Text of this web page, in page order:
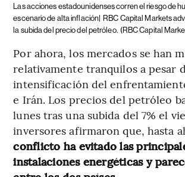
Las acciones estadounidenses corren el riesgo de
escenario de alta inflación| RBC Capital Markets
la subida del precio del petróleo. (RBC Capital
Por ahora, los mercados se han
relativamente tranquilos a pesar
intensificación del
e Irán. Los precios del petróleo
lunes tras una subida del 7% el
inversores afirmaron que, hasta
conflicto ha evitado las
instalaciones energéticas y